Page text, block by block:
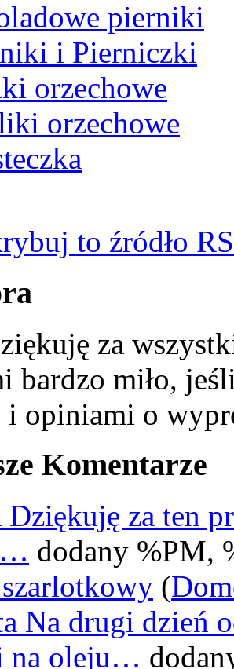
i Pierniczki
orzechowe
to źródło
za
bardzo miło,
i opiniami o
Komentarze
Dziękuję za ten
dodany %PM,
(
Na drugi dzień
na oleju…